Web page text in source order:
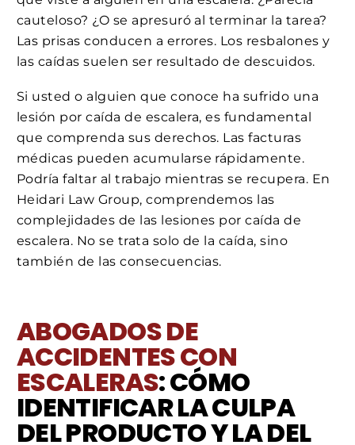
cauteloso? ¿O se apresuró al terminar la tarea?
Las prisas conducen a errores. Los resbalones y
las caídas suelen ser resultado de descuidos.
Si usted o alguien que conoce ha sufrido una
lesión por caída de escalera, es fundamental
que comprenda sus derechos. Las facturas
médicas pueden acumularse rápidamente.
Podría faltar al trabajo mientras se recupera. En
Heidari Law Group, comprendemos las
complejidades de las lesiones por caída de
escalera. No se trata solo de la caída, sino
también de las consecuencias.
ABOGADOS DE
ACCIDENTES CON
ESCALERAS: CÓMO
IDENTIFICAR LA CULPA
DEL PRODUCTO Y LA DEL